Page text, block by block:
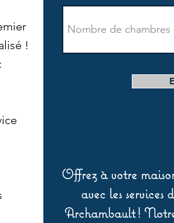
!
Offrez à votre
avec les services
Archambault !